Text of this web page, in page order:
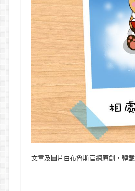
文章及圖片由布魯斯官網原創，轉